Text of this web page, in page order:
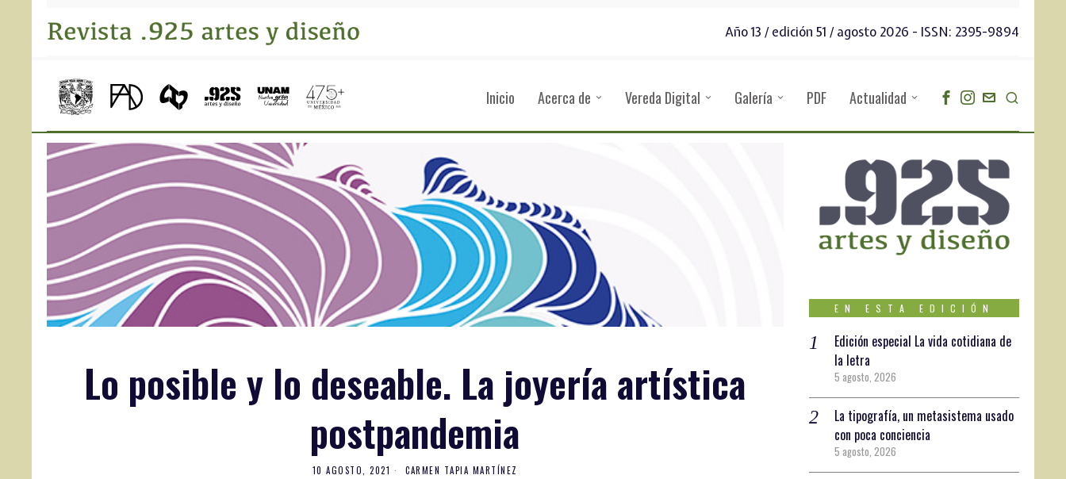
Año 13 / edición 51 / agosto 2026 - ISSN: 2395-9894
Inicio Acerca de Vereda Digital Galería PDF Actualidad
Lo posible y lo deseable. La joyería artística
postpandemia
10 AGOSTO, 2021 CARMEN TAPIA MARTÍNEZ
EN ESTA EDICIÓN
Edición especial La vida cotidiana de
la letra
5 agosto, 2026
La tipografía, un metasistema usado
con poca conciencia
5 agosto, 2026